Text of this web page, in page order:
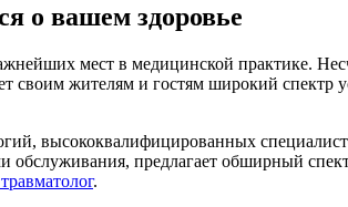
о вашем здоровье
мест в медицинской практике.
жителям и гостям широкий спектр
высококвалифицированных
предлагает обширный
.